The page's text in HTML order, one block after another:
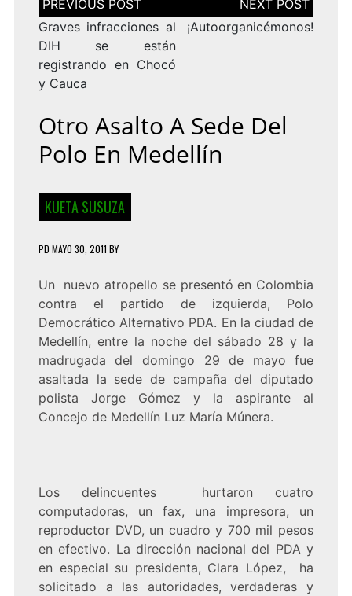
de
entradas
Graves infracciones al
DIH se están
registrando en Chocó
y Cauca
¡Autoorganicémonos!
Otro Asalto A Sede Del
Polo En Medellín
KUETA SUSUZA
PD MAYO 30, 2011 BY
Un nuevo atropello se presentó en Colombia
contra el partido de izquierda, Polo
Democrático Alternativo PDA. En la ciudad de
Medellín, entre la noche del sábado 28 y la
madrugada del domingo 29 de mayo fue
asaltada la sede de campaña del diputado
polista Jorge Gómez y la aspirante al
Concejo de Medellín Luz María Múnera.
Los delincuentes hurtaron cuatro
computadoras, un fax, una impresora, un
reproductor DVD, un cuadro y 700 mil pesos
en efectivo. La dirección nacional del PDA y
en especial su presidenta, Clara López, ha
solicitado a las autoridades, verdaderas y